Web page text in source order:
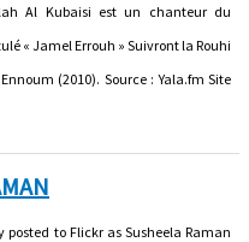
Al Kubaisi est un chanteur du
« Jamel Errouh » Suivront la Rouhi
(2010). Source : Yala.fm Site
to Flickr as Susheela Raman